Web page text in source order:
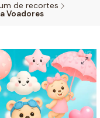
de recortes
Voadores